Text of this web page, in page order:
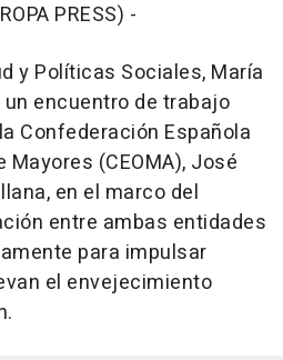
PRESS) -
y Políticas Sociales, María
encuentro de trabajo
Confederación Española
(CEOMA), José
en el marco del
entre ambas entidades
para impulsar
el envejecimiento